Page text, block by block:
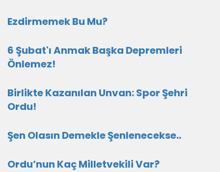
Ezdirmemek Bu Mu?
6 Şubat'ı Anmak Başka Depremleri
Önlemez!
Birlikte Kazanılan Unvan: Spor Şehri
Ordu!
Şen Olasın Demekle Şenlenecekse..
Ordu’nun Kaç Milletvekili Var?